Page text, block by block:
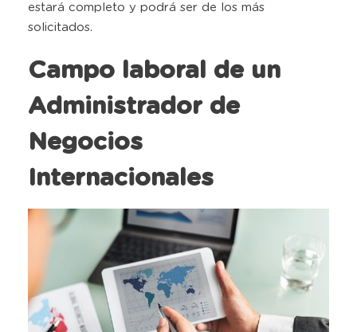
estará completo y podrá ser de los más
solicitados.
Campo laboral de un
Administrador de
Negocios
Internacionales